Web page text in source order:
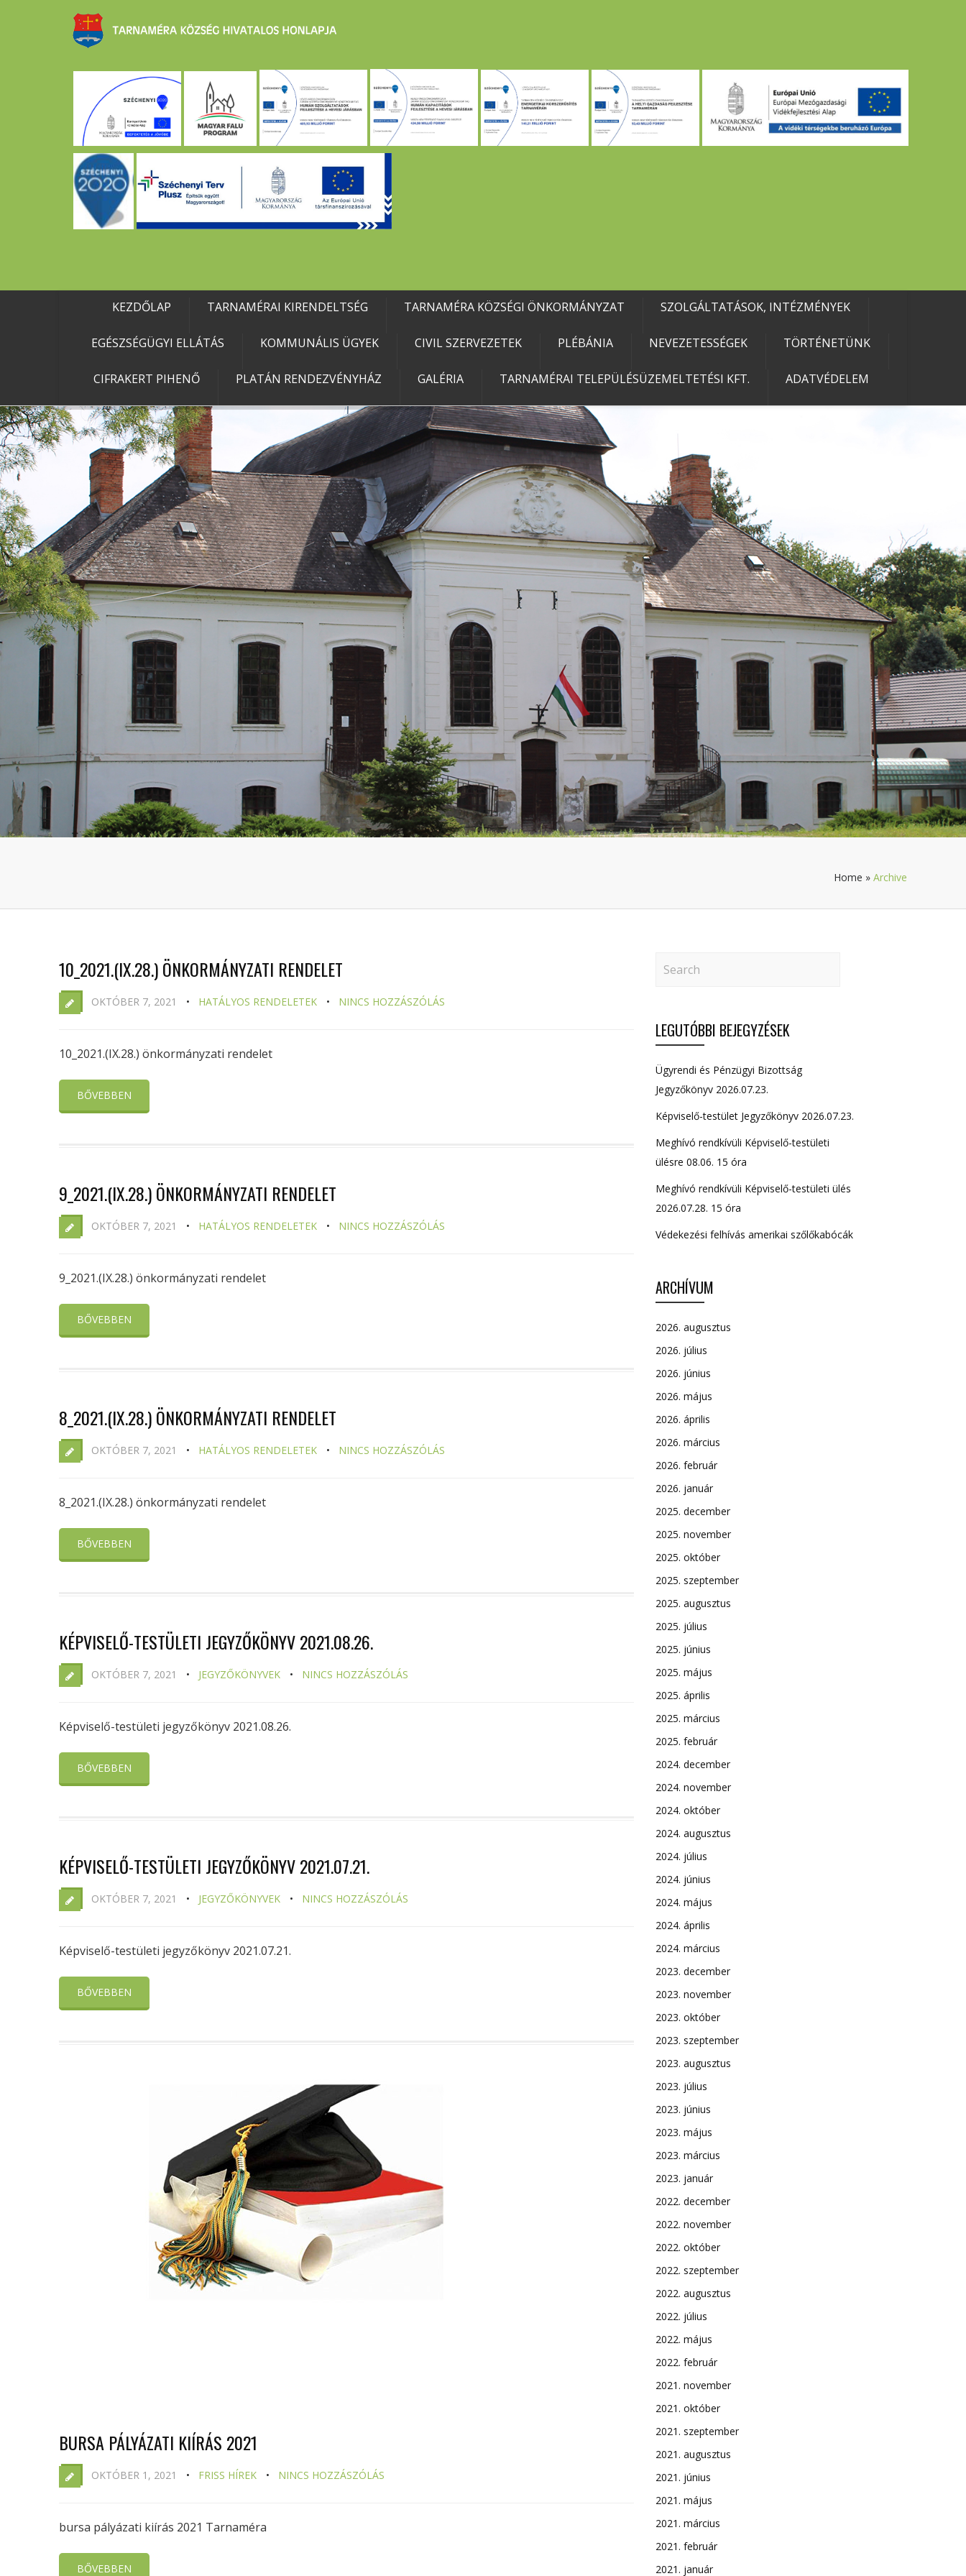
KEZDŐLAP TARNAMÉRAI KIRENDELTSÉG TARNAMÉRA KÖZSÉGI ÖNKORMÁNYZAT SZOLGÁLTATÁSOK, INTÉZMÉNYEK
EGÉSZSÉGÜGYI ELLÁTÁS KOMMUNÁLIS ÜGYEK CIVIL SZERVEZETEK PLÉBÁNIA NEVEZETESSÉGEK TÖRTÉNETÜNK
CIFRAKERT PIHENŐ PLATÁN RENDEZVÉNYHÁZ GALÉRIA TARNAMÉRAI TELEPÜLÉSÜZEMELTETÉSI KFT. ADATVÉDELEM
Home » Archive
10_2021.(IX.28.) ÖNKORMÁNYZATI RENDELET
OKTÓBER 7, 2021 HATÁLYOS RENDELETEK NINCS HOZZÁSZÓLÁS
10_2021.(IX.28.) önkormányzati rendelet
BŐVEBBEN
9_2021.(IX.28.) ÖNKORMÁNYZATI RENDELET
OKTÓBER 7, 2021 HATÁLYOS RENDELETEK NINCS HOZZÁSZÓLÁS
9_2021.(IX.28.) önkormányzati rendelet
BŐVEBBEN
8_2021.(IX.28.) ÖNKORMÁNYZATI RENDELET
OKTÓBER 7, 2021 HATÁLYOS RENDELETEK NINCS HOZZÁSZÓLÁS
8_2021.(IX.28.) önkormányzati rendelet
BŐVEBBEN
KÉPVISELŐ-TESTÜLETI JEGYZŐKÖNYV 2021.08.26.
OKTÓBER 7, 2021 JEGYZŐKÖNYVEK NINCS HOZZÁSZÓLÁS
Képviselő-testületi jegyzőkönyv 2021.08.26.
BŐVEBBEN
KÉPVISELŐ-TESTÜLETI JEGYZŐKÖNYV 2021.07.21.
OKTÓBER 7, 2021 JEGYZŐKÖNYVEK NINCS HOZZÁSZÓLÁS
Képviselő-testületi jegyzőkönyv 2021.07.21.
BŐVEBBEN
BURSA PÁLYÁZATI KIÍRÁS 2021
OKTÓBER 1, 2021 FRISS HÍREK NINCS HOZZÁSZÓLÁS
bursa pályázati kiírás 2021 Tarnaméra
BŐVEBBEN
LEGUTÓBBI BEJEGYZÉSEK
Ügyrendi és Pénzügyi Bizottság
Jegyzőkönyv 2026.07.23.
Képviselő-testület Jegyzőkönyv 2026.07.23.
Meghívó rendkívüli Képviselő-testületi
ülésre 08.06. 15 óra
Meghívó rendkívüli Képviselő-testületi ülés
2026.07.28. 15 óra
Védekezési felhívás amerikai szőlőkabócák
ARCHÍVUM
2026. augusztus
2026. július
2026. június
2026. május
2026. április
2026. március
2026. február
2026. január
2025. december
2025. november
2025. október
2025. szeptember
2025. augusztus
2025. július
2025. június
2025. május
2025. április
2025. március
2025. február
2024. december
2024. november
2024. október
2024. augusztus
2024. július
2024. június
2024. május
2024. április
2024. március
2023. december
2023. november
2023. október
2023. szeptember
2023. augusztus
2023. július
2023. június
2023. május
2023. március
2023. január
2022. december
2022. november
2022. október
2022. szeptember
2022. augusztus
2022. július
2022. május
2022. február
2021. november
2021. október
2021. szeptember
2021. augusztus
2021. június
2021. május
2021. március
2021. február
2021. január